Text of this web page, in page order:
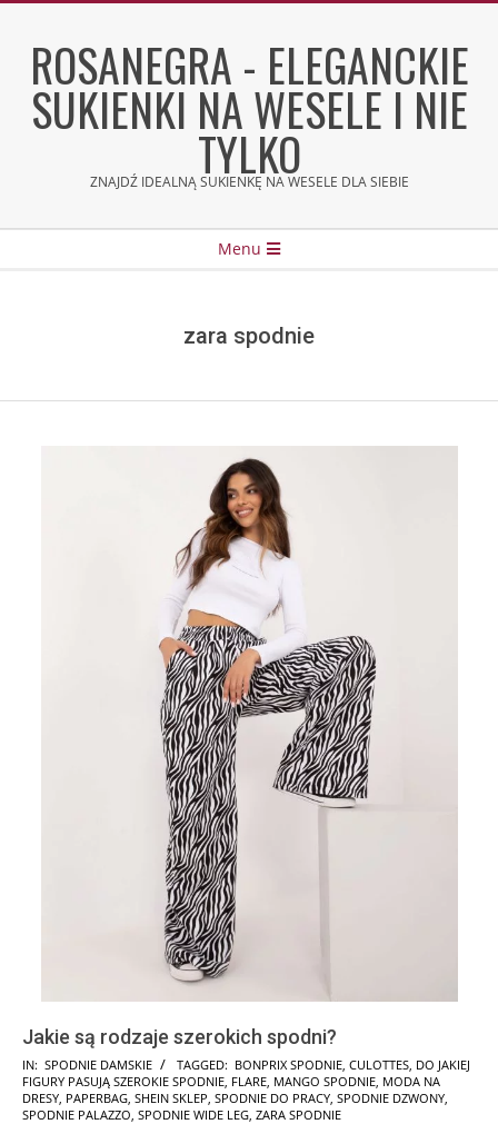
contentROSANEGRA - ELEGANCKIE
SUKIENKI NA WESELE I NIE
TYLKO
ZNAJDŹ IDEALNĄ SUKIENKĘ NA WESELE DLA SIEBIE
Menu
zara spodnie
Jakie są rodzaje szerokich spodni?
2026-
05-
11
IN: SPODNIE DAMSKIE TAGGED: BONPRIX SPODNIE, CULOTTES, DO JAKIEJ
FIGURY PASUJĄ SZEROKIE SPODNIE, FLARE, MANGO SPODNIE, MODA NA
DRESY, PAPERBAG, SHEIN SKLEP, SPODNIE DO PRACY, SPODNIE DZWONY,
SPODNIE PALAZZO, SPODNIE WIDE LEG, ZARA SPODNIE